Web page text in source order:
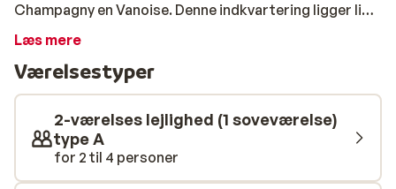
Champagny en Vanoise. Denne indkvartering ligger lige
ved pisten - en skøn beliggenhed til en skiferie.
og studiolejligheder til alt fra 2 til 8 personer. Alle
lejligheder er komfortabelt indrettet og har tekøkken,
badeværelse og balkon eller terrasse. Efter en dag på
ski kan du slappe af i spaen på Residence les Alpages.
Her finder du en sauna, et tyrkisk bad og en
swimmingpool. Du kan også nyde en massage eller en
Læs mere
Værelsestyper
2-værelses lejlighed (1 soveværelse)
type A
for 2 til 4 personer